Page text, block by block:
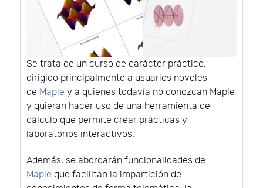
Se trata de un curso de carácter práctico,
dirigido principalmente a usuarios noveles
de Maple y a quienes todavía no conozcan Maple
y quieran hacer uso de una herramienta de
cálculo que permite crear prácticas y
laboratorios interactivos.
Además, se abordarán funcionalidades de
Maple que facilitan la impartición de